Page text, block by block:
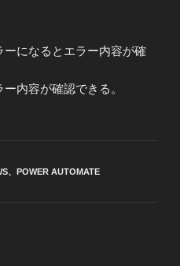
ーになるとエラー内容が確
内容が確認できる。
、 POWER AUTOMATE